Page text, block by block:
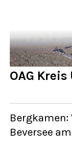
OAG Kreis
Bergkamen:
Beversee